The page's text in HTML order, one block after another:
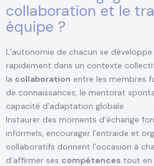
collaboration et le
équipe ?
L’autonomie de chacun se
rapidement dans un contexte
la collaboration entre les membres
de connaissances, le mentorat
capacité d’adaptation globale.
Instaurer des moments d’échange
informels, encourager l’entraide et
collaboratifs donnent l’occasion à
d’affirmer ses compétences tout en